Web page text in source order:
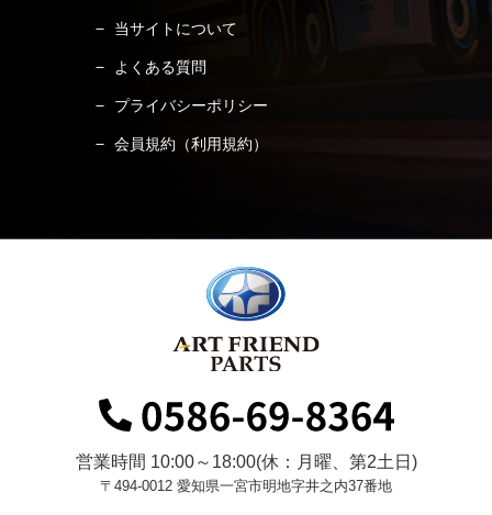
当サイトについて
よくある質問
プライバシーポリシー
会員規約（利用規約）
営業時間 10:00～18:00(休：月曜、第2土日)
〒494-0012 愛知県一宮市明地字井之内37番地